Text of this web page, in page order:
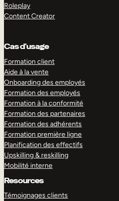
Roleplay
Content Creator
Cas d’usage
Formation client
Aide à la vente
Onboarding des employés
Formation des employés
Formation à la conformité
Formation des partenaires
Formation des adhérents
Formation première ligne
Planification des effectifs
Upskilling & reskilling
Mobilité interne
Resources
Témoignages clients